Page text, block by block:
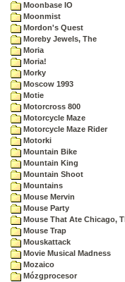
Moonbase IO
Moonmist
Mordon's Quest
Moreby Jewels, The
Moria
Moria!
Morky
Moscow 1993
Motie
Motorcross 800
Motorcycle Maze
Motorcycle Maze Rider
Motorki
Mountain Bike
Mountain King
Mountain Shoot
Mountains
Mouse Mervin
Mouse Party
Mouse That Ate Chicago,
Mouse Trap
Mouskattack
Movie Musical Madness
Mozaico
Mózgprocesor